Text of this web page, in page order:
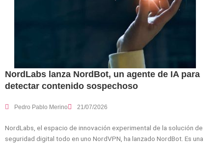
NordLabs lanza NordBot, un agente de IA para
detectar contenido sospechoso
Pedro Pablo Merino 21/07/2026
NordLabs, el espacio de innovación experimental de la solución de
seguridad digital todo en uno NordVPN, ha lanzado NordBot. Es una